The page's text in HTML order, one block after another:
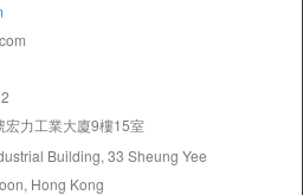
力工業大廈9樓15室
Building, 33 Sheung Yee
Hong Kong